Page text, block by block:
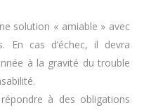
solution « amiable » avec
En cas d’échec, il devra
à la gravité du trouble
à des obligations